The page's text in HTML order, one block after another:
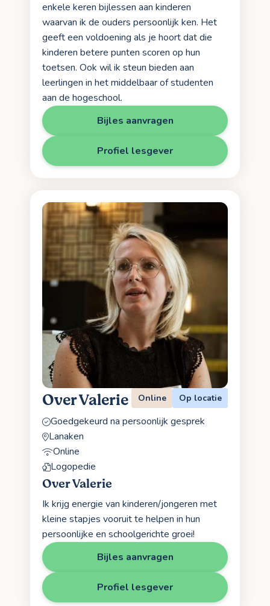
enkele keren bijlessen aan kinderen
waarvan ik de ouders persoonlijk ken. Het
geeft een voldoening als je hoort dat die
kinderen betere punten scoren op hun
toetsen. Ook wil ik steun bieden aan
leerlingen in het middelbaar of studenten
aan de hogeschool.
Bijles aanvragen
Profiel lesgever
Over Valerie Online Op locatie
Goedgekeurd na persoonlijk gesprek
Lanaken
Online
Logopedie
Over Valerie
Ik krijg energie van kinderen/jongeren met
kleine stapjes vooruit te helpen in hun
persoonlijke en schoolgerichte groei!
Bijles aanvragen
Profiel lesgever